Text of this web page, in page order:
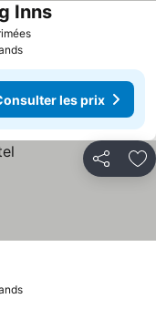
Consulter les prix
InnsConsulter les
les prix
Partager
les prix